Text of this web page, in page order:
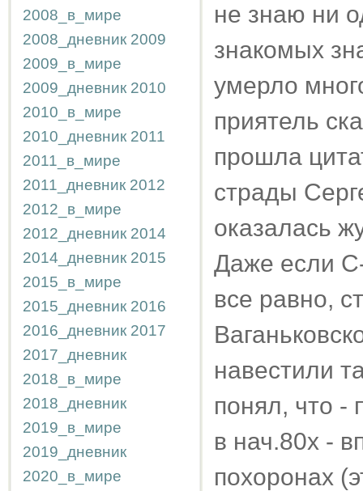
2008_в_мире
2008_дневник 2009
2009_в_мире
2009_дневник 2010
2010_в_мире
2010_дневник 2011
2011_в_мире
2011_дневник 2012
2012_в_мире
2012_дневник 2014
2014_дневник 2015
2015_в_мире
2015_дневник 2016
2016_дневник 2017
2017_дневник
2018_в_мире
2018_дневник
2019_в_мире
2019_дневник
2020_в_мире
не знаю ни
знакомых
умерло
приятель
прошла
страды
оказалась
Даже если
все равно,
навестили
понял, что -
в нач.80х -
похоронах